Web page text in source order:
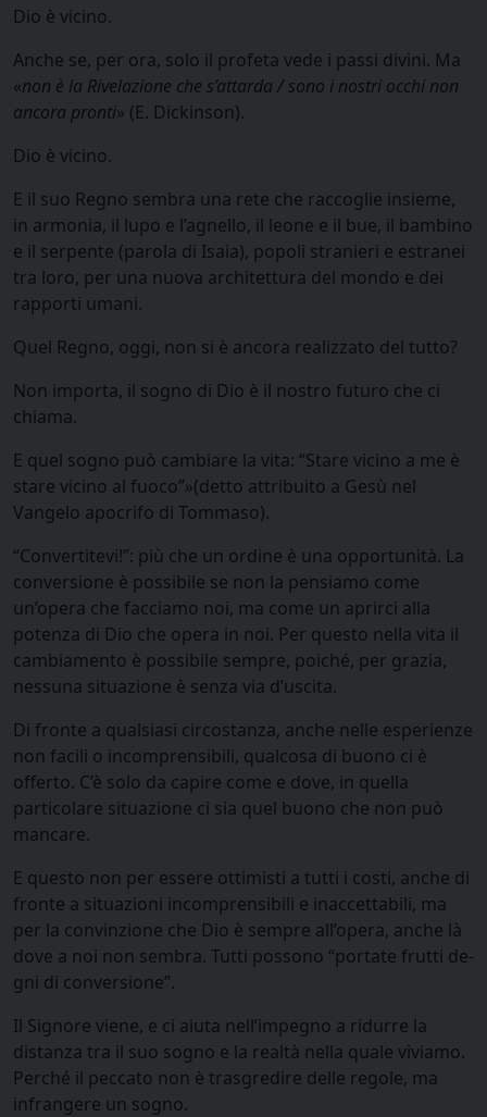
Dio è vicino.
Anche se, per ora, solo il profeta vede i passi divini. Ma
«non è la Rivelazione che s’attarda / sono i nostri oc­chi non
ancora pronti» (E. Dickinson).
Dio è vicino.
E il suo Regno sembra una rete che raccoglie insieme,
in ar­monia, il lupo e l’agnello, il leone e il bue, il bambino
e il serpente (parola di Isaia), popoli stranieri e estranei
tra loro, per una nuo­va architettura del mondo e dei
rapporti umani.
Quel Regno, oggi, non si è ancora rea­lizzato del tutto?
Non importa, il so­gno di Dio è il nostro futuro che ci
chiama.
E quel sogno può cambiare la vita: “Stare vicino a me è
stare vicino al fuoco”»(detto attribuito a Gesù nel
Vangelo a­pocrifo di Tommaso).
“Convertitevi!”: più che un or­dine è una opportunità. La
conversione è possibile se non la pensiamo come
un’opera che facciamo noi, ma come un aprirci alla
potenza di Dio che opera in noi. Per questo nella vita il
cambiamento è possibile sempre, poiché, per grazia,
nessuna situa­zione è senza via d’uscita.
Di fronte a qualsiasi circostanza, anche nelle esperienze
non facili o incomprensibili, qualcosa di buono ci è
offerto. C’è solo da capire come e dove, in quella
particolare situazione ci sia quel buono che non può
mancare.
E questo non per essere ottimisti a tutti i costi, anche di
fronte a situazioni incomprensibili e inaccettabili, ma
per la convinzione che Dio è sempre all’opera, anche là
dove a noi non sembra. Tutti possono “portate frutti de­
gni di conversione”.
Il Signore viene, e ci aiuta nell’impe­gno a ridurre la
distanza tra il suo sogno e la realtà nella quale viviamo.
Perché il peccato non è trasgredire delle regole, ma
infrangere un sogno.